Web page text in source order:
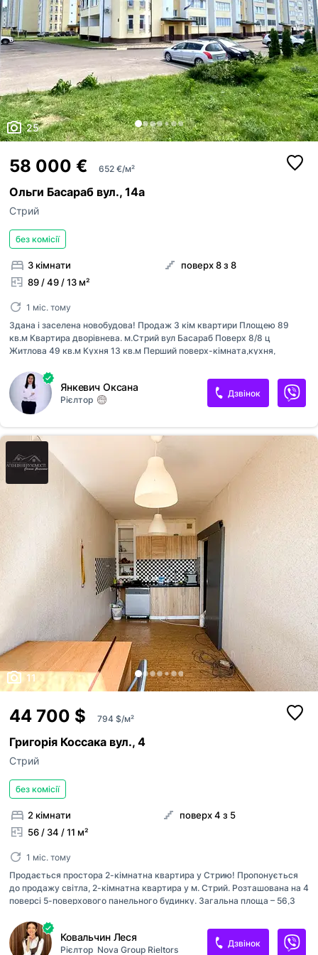
25
58 000 € 652 €/м²
Ольги Басараб вул., 14а
Стрий
без комісії
3 кімнати
89 / 49 / 13 м²
поверх 8 з 8
1 міс. тому
Здана і заселена новобудова! Продаж 3 кім квартири Площею 89
кв.м Квартира дворівнева. м.Стрий вул Басараб Поверх 8/8 ц
Житлова 49 кв.м Кухня 13 кв.м Перший поверх-кімната,кухня,
розведена електропроводка,вся каналізація, залиті стяжки.
Двохфункційний котел,панорамні вікна на першому поверсі,
мансардні вікна в кімнатах. З кухні і кімнати балкон. Є
кладовка,підвал. Район просто супер Тел [телефон приховано]Оксана
Ключі на руках, огляд в зручний для Вас час ! Ціна 58000 євро
Янкевич Оксана
Рієлтор
Дзвінок
11
44 700 $ 794 $/м²
Григорія Коссака вул., 4
Стрий
без комісії
2 кімнати
56 / 34 / 11 м²
поверх 4 з 5
1 міс. тому
Продається простора 2-кімнатна квартира у Стрию! Пропонується
до продажу світла, 2-кімнатна квартира у м. Стрий. Розташована на 4
поверсі 5-поверхового панельного будинку. Загальна площа – 56,3
окремі кімнати та балкон. Житло під ремонт (під чистову обробку),
що дозволить новим власникам реалізувати власні дизайнерські ідеї
та облаштувати простір на свій смак. Опалення – централізоване Є
Ковальчин Леся
Рієлтор Nova Group Rieltors
Дзвінок